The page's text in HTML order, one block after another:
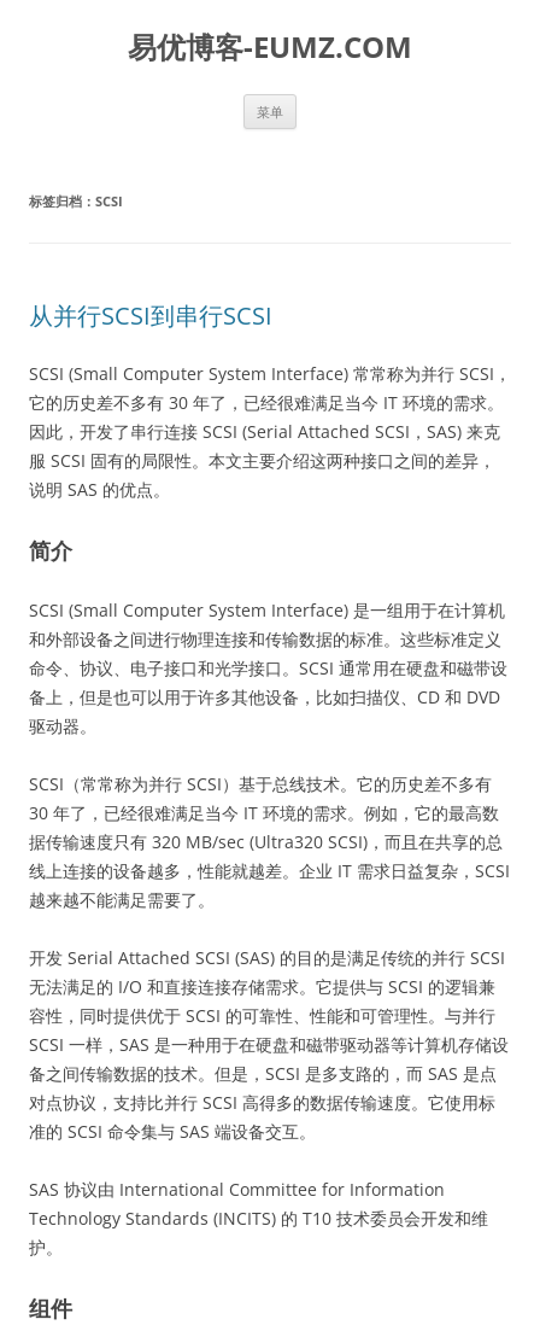
易优博客-EUMZ.COM
菜单
标签归档： SCSI
从并行SCSI到串行SCSI
SCSI (Small Computer System Interface) 常常称为并行 SCSI，
它的历史差不多有 30 年了，已经很难满足当今 IT 环境的需求。
因此，开发了串行连接 SCSI (Serial Attached SCSI，SAS) 来克
服 SCSI 固有的局限性。本文主要介绍这两种接口之间的差异，
说明 SAS 的优点。
简介
SCSI (Small Computer System Interface) 是一组用于在计算机
和外部设备之间进行物理连接和传输数据的标准。这些标准定义
命令、协议、电子接口和光学接口。SCSI 通常用在硬盘和磁带设
备上，但是也可以用于许多其他设备，比如扫描仪、CD 和 DVD
驱动器。
SCSI（常常称为并行 SCSI）基于总线技术。它的历史差不多有
30 年了，已经很难满足当今 IT 环境的需求。例如，它的最高数
据传输速度只有 320 MB/sec (Ultra320 SCSI)，而且在共享的总
线上连接的设备越多，性能就越差。企业 IT 需求日益复杂，SCSI
越来越不能满足需要了。
开发 Serial Attached SCSI (SAS) 的目的是满足传统的并行 SCSI
无法满足的 I/O 和直接连接存储需求。它提供与 SCSI 的逻辑兼
容性，同时提供优于 SCSI 的可靠性、性能和可管理性。与并行
SCSI 一样，SAS 是一种用于在硬盘和磁带驱动器等计算机存储设
备之间传输数据的技术。但是，SCSI 是多支路的，而 SAS 是点
对点协议，支持比并行 SCSI 高得多的数据传输速度。它使用标
准的 SCSI 命令集与 SAS 端设备交互。
SAS 协议由 International Committee for Information
Technology Standards (INCITS) 的 T10 技术委员会开发和维
护。
组件